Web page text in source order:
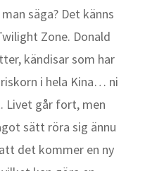
säga? Det känns
Zone. Donald
kändisar som har
i hela Kina… ni
Livet går fort, men
sätt röra sig ännu
det kommer en ny